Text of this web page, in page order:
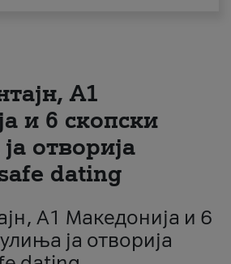
A1
и 6 скопски
отворија
dating
A1 Македонија и 6
ја отворија